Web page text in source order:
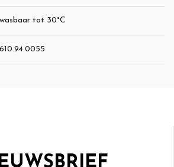
wasbaar tot 30°C
610.94.0055